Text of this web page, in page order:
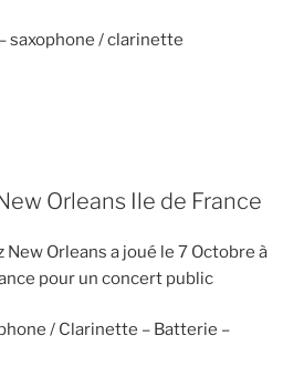
saxophone / clarinette
Orleans Ile de France
New Orleans a joué le 7 Octobre à
pour un concert public
/ Clarinette – Batterie –